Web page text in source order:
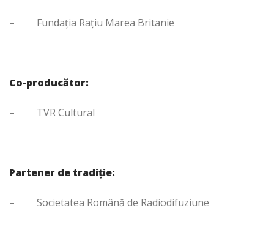
– Fundaţia Raţiu Marea Britanie
Co-producător:
– TVR Cultural
Partener de tradiţie:
– Societatea Română de Radiodifuziune